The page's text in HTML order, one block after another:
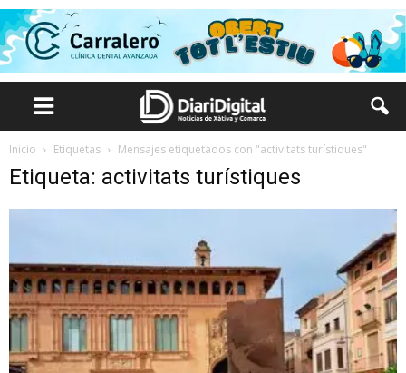
Inicio Etiquetas Mensajes etiquetados con "activitats turístiques"
Etiqueta: activitats turístiques